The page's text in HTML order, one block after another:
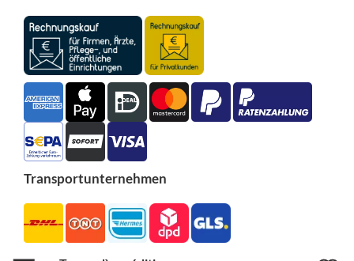
Transportunternehmen